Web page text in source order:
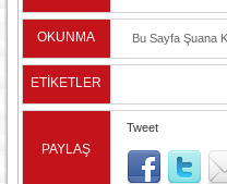
OKUNMA Bu Sayfa Şuana
ETİKETLER
PAYLAŞ
Tweet